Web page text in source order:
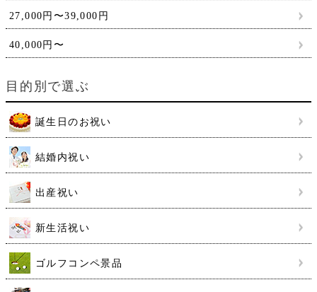
27,000円〜39,000円
40,000円〜
目的別で選ぶ
誕生日のお祝い
結婚内祝い
出産祝い
新生活祝い
ゴルフコンペ景品